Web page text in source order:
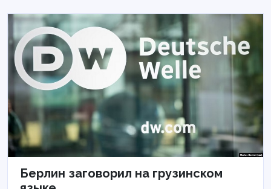
Берлин заговорил на грузинском